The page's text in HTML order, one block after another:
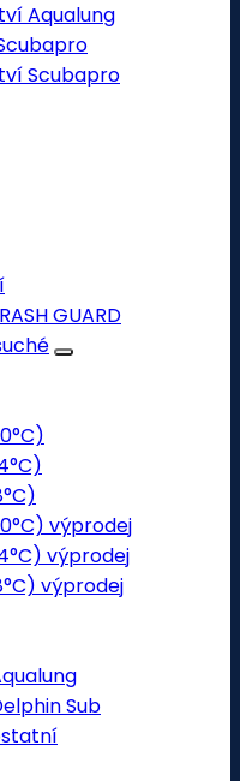
Aqualung
Scubapro
GUARD
výprodej
výprodej
výprodej
Sub